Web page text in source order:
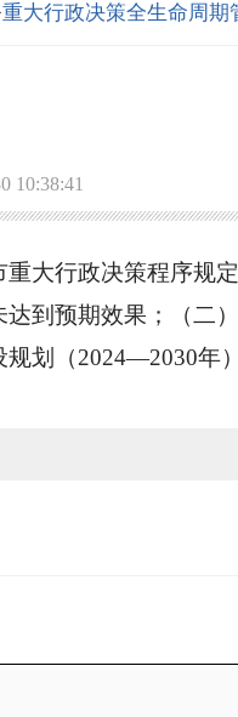
重大行政决策全生命周期
10:38:41
重大行政决策程序规
达到预期效果；（二
划（2024—2030年